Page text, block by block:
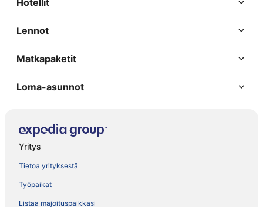
Hotellit
Lennot
Matkapaketit
Loma-asunnot
Yritys
Tietoa yrityksestä
Työpaikat
Listaa majoituspaikkasi